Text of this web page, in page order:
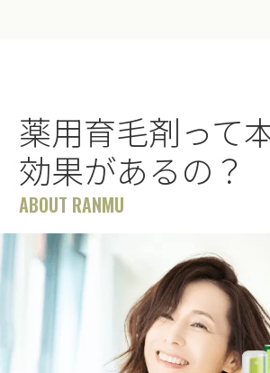
薬用育毛剤って
効果があるの？
ABOUT RANMU